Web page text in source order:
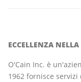
ECCELLENZA
O'Cain Inc. è
1962 fornisce